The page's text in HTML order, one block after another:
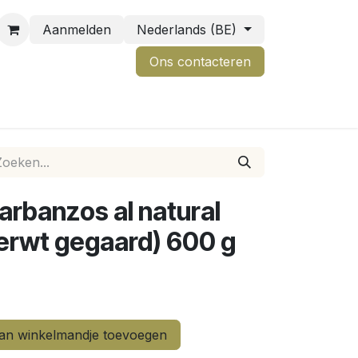
Aanmelden
Nederlands (BE)
Ons contacteren
al natural
gegaard) 600 g
winkelmandje toevoegen